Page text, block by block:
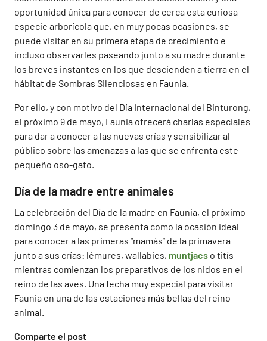
Comparte el post
oportunidad única para conocer de cerca esta curiosa
especie arborícola que, en muy pocas ocasiones, se
puede visitar en su primera etapa de crecimiento e
incluso observarles paseando junto a su madre durante
los breves instantes en los que descienden a tierra en el
hábitat de Sombras Silenciosas en Faunia.
Por ello, y con motivo del Día Internacional del Binturong,
el próximo 9 de mayo, Faunia ofrecerá charlas especiales
para dar a conocer a las nuevas crías y sensibilizar al
público sobre las amenazas a las que se enfrenta este
pequeño oso-gato.
Día de la madre entre animales
La celebración del Día de la madre en Faunia, el próximo
domingo 3 de mayo, se presenta como la ocasión ideal
para conocer a las primeras “mamás” de la primavera
junto a sus crías: lémures, wallabies, muntjacs o titís
mientras comienzan los preparativos de los nidos en el
reino de las aves. Una fecha muy especial para visitar
Faunia en una de las estaciones más bellas del reino
animal.